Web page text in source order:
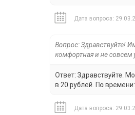
Дата вопроса:
Вопрос: Здравствуйте!
комфортная и не совсем
Ответ: Здравствуйте.
в 20 рублей. По
Дата вопроса: